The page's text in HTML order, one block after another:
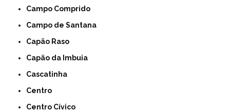
Campo Comprido
Campo de Santana
Capão Raso
Capão da Imbuia
Cascatinha
Centro
Centro Cívico